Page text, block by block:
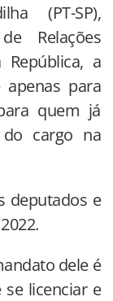
(PT-SP),
Relações
República, a
para
quem já
cargo na
deputados e
dele é
licenciar e